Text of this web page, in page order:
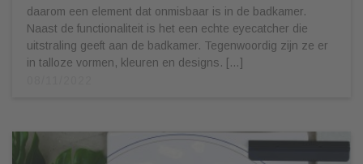
daarom een element dat onmisbaar is in de badkamer.
Naast de functionaliteit is het een echte eyecatcher die
uitstraling geeft aan de badkamer. Tegenwoordig zijn ze er
in talloze vormen, kleuren en designs. […]